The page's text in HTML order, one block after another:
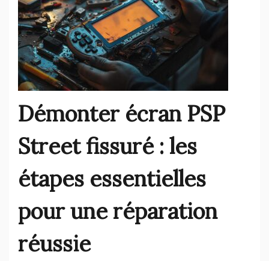
Démonter écran PSP
Street fissuré : les
étapes essentielles
pour une réparation
réussie